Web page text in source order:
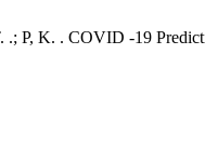
P, K. . COVID -19